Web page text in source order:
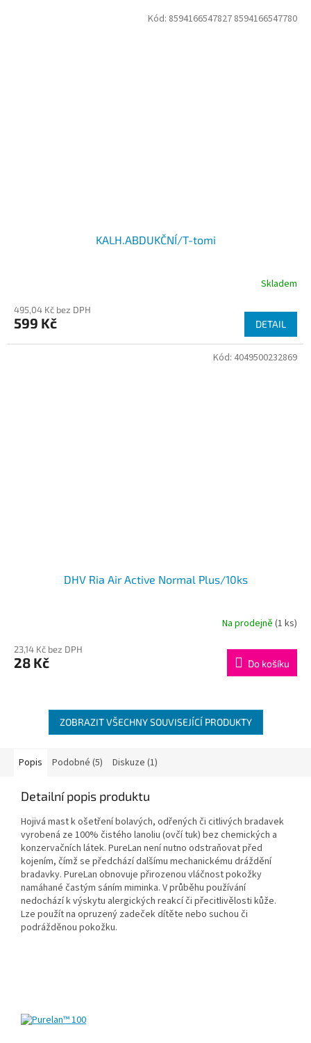
KALH.ABDUKČNÍ/T-tomi
Skladem
495,04 Kč bez DPH
599 Kč DETAIL
Kód: 8594166547827 8594166547780
DHV Ria Air Active Normal Plus/10ks
Na prodejně (1 ks)
23,14 Kč bez DPH
28 Kč Do košíku
Kód: 4049500232869
ZOBRAZIT VŠECHNY SOUVISEJÍCÍ PRODUKTY
Popis Podobné (5) Diskuze (1)
Detailní popis produktu
Hojivá mast k ošetření bolavých, odřených či citlivých bradavek
vyrobená ze 100% čistého lanoliu (ovčí tuk) bez chemických a
konzervačních látek. PureLan není nutno odstraňovat před
kojením, čímž se předchází dalšímu mechanickému dráždění
bradavky. PureLan obnovuje přirozenou vláčnost pokožky
namáhané častým sáním miminka. V průběhu používání
nedochází k výskytu alergických reakcí či přecitlivělosti kůže.
Lze použít na opruzený zadeček dítěte nebo suchou či
podrážděnou pokožku.